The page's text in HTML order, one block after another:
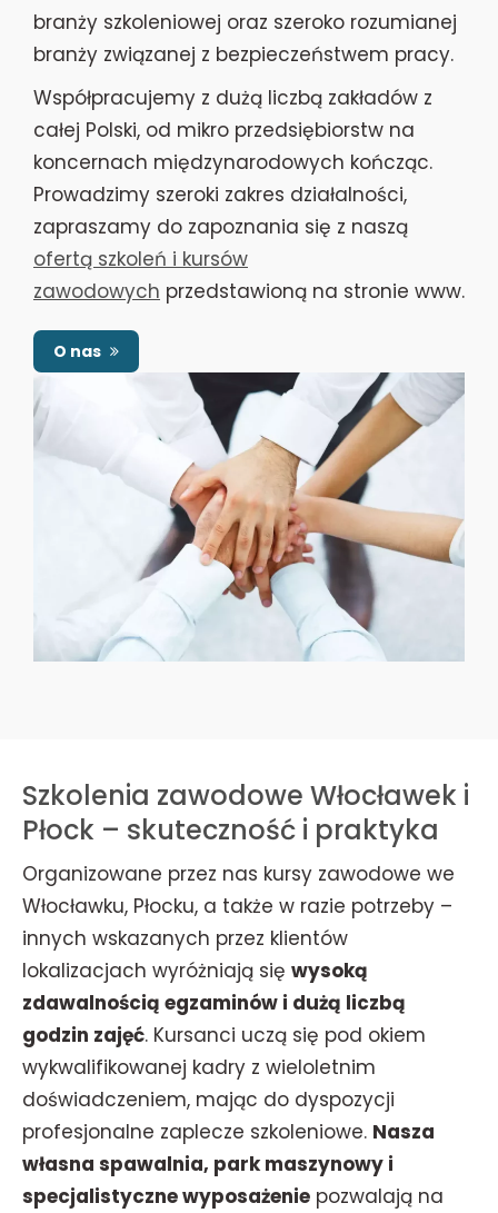
branży szkoleniowej oraz szeroko rozumianej
branży związanej z bezpieczeństwem pracy.
Współpracujemy z dużą liczbą zakładów z
całej Polski, od mikro przedsiębiorstw na
koncernach międzynarodowych kończąc.
Prowadzimy szeroki zakres działalności,
zapraszamy do zapoznania się z naszą
ofertą szkoleń i kursów
zawodowych przedstawioną na stronie www.
O nas
Szkolenia zawodowe Włocławek i
Płock – skuteczność i praktyka
Organizowane przez nas kursy zawodowe we
Włocławku, Płocku, a także w razie potrzeby –
innych wskazanych przez klientów
lokalizacjach wyróżniają się wysoką
zdawalnością egzaminów i dużą liczbą
godzin zajęć. Kursanci uczą się pod okiem
wykwalifikowanej kadry z wieloletnim
doświadczeniem, mając do dyspozycji
profesjonalne zaplecze szkoleniowe. Nasza
własna spawalnia, park maszynowy i
specjalistyczne wyposażenie pozwalają na